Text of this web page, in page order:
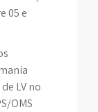
05 e
LV no
OMS